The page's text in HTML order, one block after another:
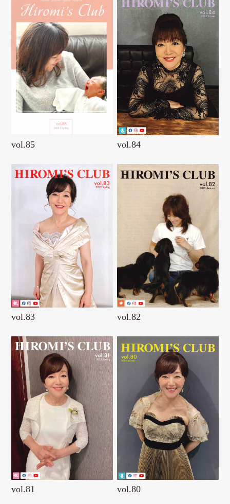
vol.85 vol.84
vol.83 vol.82
vol.81 vol.80